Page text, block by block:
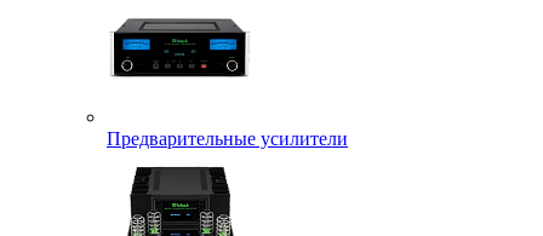
Предварительные усилители